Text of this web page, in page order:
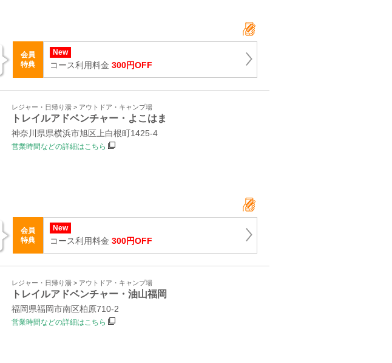
会員
特典
New
コース利用料金 300円OFF
レジャー・日帰り湯 > アウトドア・キャンプ場
トレイルアドベンチャー・よこはま
神奈川県県横浜市旭区上白根町1425-4
営業時間などの詳細はこちら
会員
特典
New
コース利用料金 300円OFF
レジャー・日帰り湯 > アウトドア・キャンプ場
トレイルアドベンチャー・油山福岡
福岡県福岡市南区柏原710-2
営業時間などの詳細はこちら